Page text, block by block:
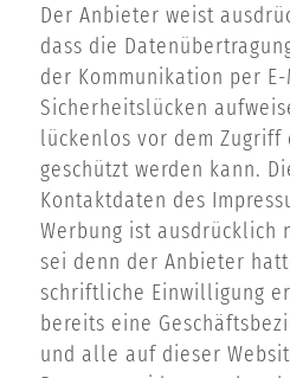
Der Anbieter weist
dass die
der Kommunikation per
Sicherheitslücken
lückenlos vor dem Zugriff
geschützt werden kann.
Kontaktdaten des
Werbung ist ausdrücklich
sei denn der Anbieter
schriftliche Einwilligung
bereits eine
und alle auf dieser